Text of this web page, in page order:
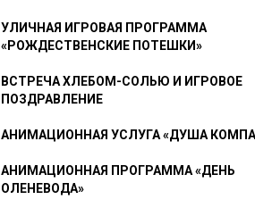
УЛИЧНАЯ ИГРОВАЯ ПРОГРАММА
«РОЖДЕСТВЕНСКИЕ ПОТЕШКИ»
ВСТРЕЧА ХЛЕБОМ-СОЛЬЮ И ИГРОВОЕ
ПОЗДРАВЛЕНИЕ
АНИМАЦИОННАЯ УСЛУГА «ДУША
АНИМАЦИОННАЯ ПРОГРАММА «ДЕНЬ
ОЛЕНЕВОДА»